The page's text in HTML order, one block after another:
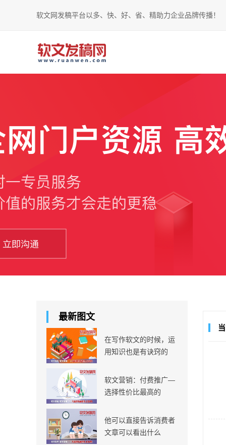
软文网发稿平台以多、快、好、省、精助力企业品牌传播！
最新图文
在写作软文的时候，运
用知识也是有诀窍的
软文营销：付费推广—
选择性价比最高的
他可以直接告诉消费者
文章可以看出什么